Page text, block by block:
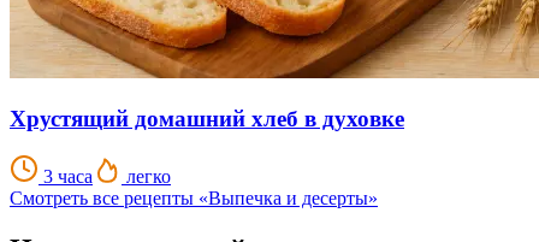
Хрустящий домашний хлеб в духовке
3 часа
легко
Смотреть все рецепты «Выпечка и десерты»